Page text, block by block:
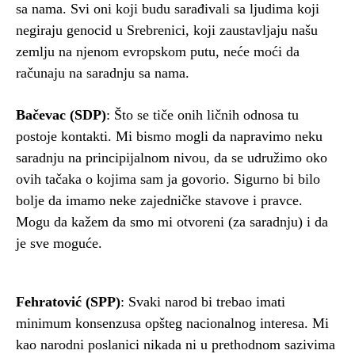
sa nama. Svi oni koji budu sarađivali sa ljudima koji
negiraju genocid u Srebrenici, koji zaustavljaju našu
zemlju na njenom evropskom putu, neće moći da
računaju na saradnju sa nama.
Bačevac (SDP): Što se tiče onih ličnih odnosa tu
postoje kontakti. Mi bismo mogli da napravimo neku
saradnju na principijalnom nivou, da se udružimo oko
ovih tačaka o kojima sam ja govorio. Sigurno bi bilo
bolje da imamo neke zajedničke stavove i pravce.
Mogu da kažem da smo mi otvoreni (za saradnju) i da
je sve moguće.
Fehratović (SPP): Svaki narod bi trebao imati
minimum konsenzusa opšteg nacionalnog interesa. Mi
kao narodni poslanici nikada ni u prethodnom sazivima